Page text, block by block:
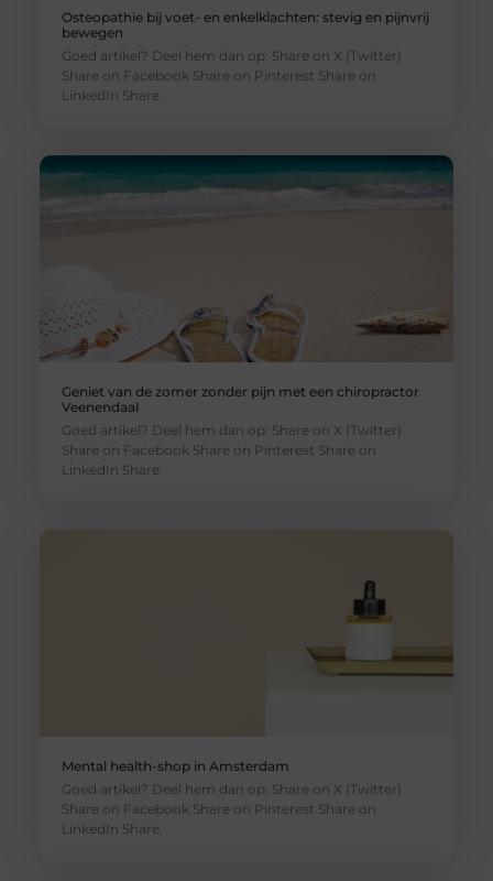
Osteopathie bij voet- en enkelklachten: stevig en pijnvrij
bewegen
Goed artikel? Deel hem dan op: Share on X (Twitter)
Share on Facebook Share on Pinterest Share on
LinkedIn Share
Geniet van de zomer zonder pijn met een chiropractor
Veenendaal
Goed artikel? Deel hem dan op: Share on X (Twitter)
Share on Facebook Share on Pinterest Share on
LinkedIn Share
Mental health-shop in Amsterdam
Goed artikel? Deel hem dan op: Share on X (Twitter)
Share on Facebook Share on Pinterest Share on
LinkedIn Share